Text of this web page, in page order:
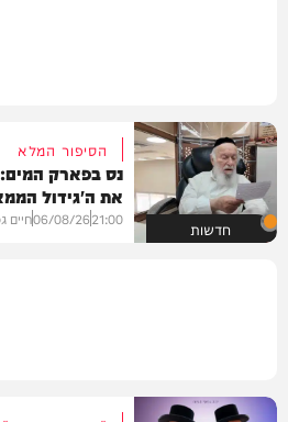
חדשות
הסיפור המלא
נס בפארק
את ה'גידול
21:00
06/08/26חיים